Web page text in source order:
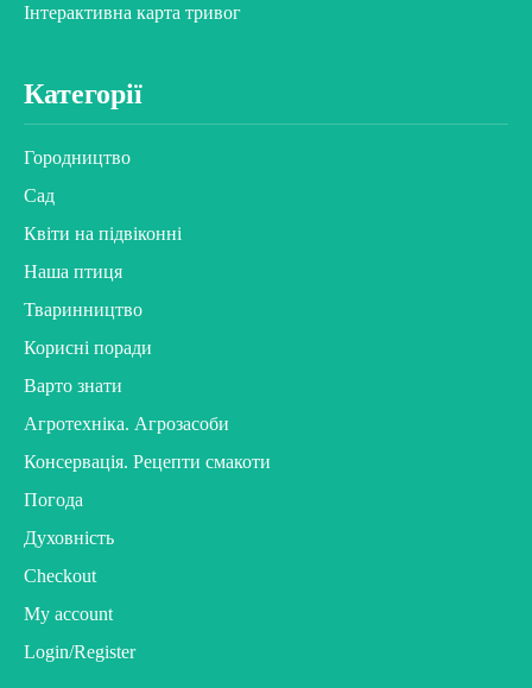
Інтерактивна карта тривог
Категорії
Городництво
Сад
Квіти на підвіконні
Наша птиця
Тваринництво
Корисні поради
Варто знати
Агротехніка. Агрозасоби
Консервація. Рецепти смакоти
Погода
Духовність
Checkout
My account
Login/Register